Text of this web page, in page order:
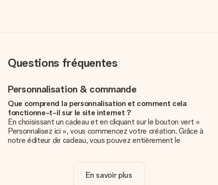
Questions fréquentes
Personnalisation & commande
Que comprend la personnalisation et comment cela
fonctionne-t-il sur le site internet ?
En choisissant un cadeau et en cliquant sur le bouton vert «
Personnalisez ici », vous commencez votre création. Grâce à
notre éditeur de cadeau, vous pouvez entièrement le
unique pour ajouter une touche finale à votre cadeau.
En savoir plus